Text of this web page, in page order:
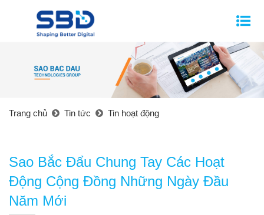
Trang chủ Tin tức Tin hoạt động
Sao Bắc Đẩu Chung Tay Các Hoạt
Động Cộng Đồng Những Ngày Đầu
Năm Mới